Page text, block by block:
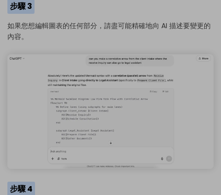
步驟 3
如果您想編輯圖表的任何部分，請盡可能精確地向 AI 描述要變更的
內容。
步驟 4